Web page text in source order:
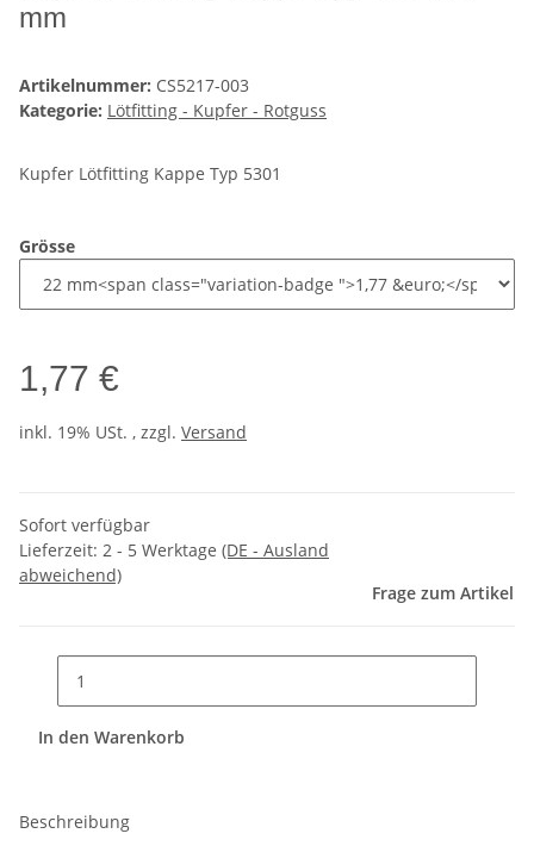
mm
Artikelnummer: CS5217-003
Kategorie: Lötfitting - Kupfer - Rotguss
Kupfer Lötfitting Kappe Typ 5301
Grösse
1,77 €
inkl. 19% USt. , zzgl. Versand
Sofort verfügbar
Lieferzeit: 2 - 5 Werktage (DE - Ausland
abweichend)
Frage zum Artikel
In den Warenkorb
Beschreibung